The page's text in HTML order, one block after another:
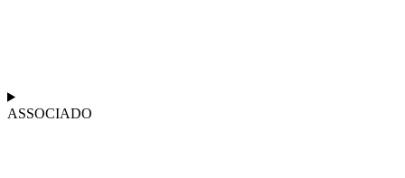
ASSOCIADO